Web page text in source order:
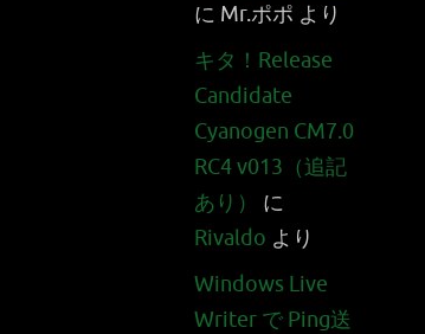
に Mr.ポポ より
キタ！Release
Candidate
Cyanogen CM7.0
RC4 v013（追記
あり）
に
Rivaldo より
Windows Live
Writer で Ping送